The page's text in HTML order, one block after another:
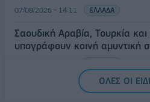
07/08/2026 - 14:11 ΕΛΛΑΔΑ
Σαουδική Αραβία, Τουρκία
υπογράφουν κοινή αμυντική
ΟΛΕΣ ΟΙ